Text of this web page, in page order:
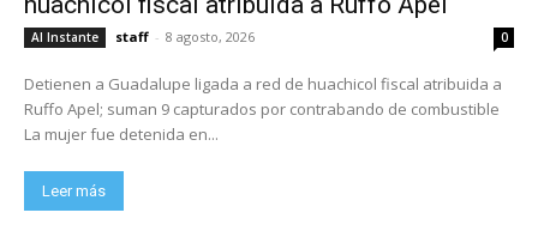
Al Instante staff - 8 agosto, 2026 0
Detienen a Guadalupe ligada a red de huachicol fiscal atribuida a
Ruffo Apel; suman 9 capturados por contrabando de combustible
La mujer fue detenida en...
Leer más